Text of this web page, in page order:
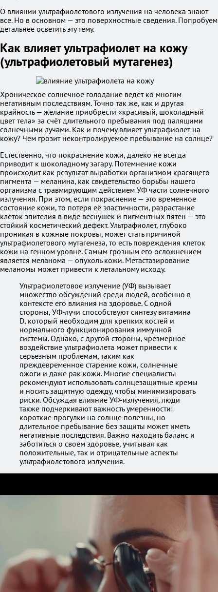
О влиянии ультрафиолетового излучения на человека знают
все. Но в основном — это поверхностные сведения. Попробуем
детальнее осветить эту тему.
Как влияет ультрафиолет на кожу
(ультрафиолетовый мутагенез)
Хроническое солнечное голодание ведёт ко многим
негативным последствиям. Точно так же, как и другая
крайность — желание приобрести «красивый, шоколадный
цвет тела» за счёт длительного пребывания под палящими
солнечными лучами. Как и почему влияет ультрафиолет на
кожу? Чем грозит неконтролируемое пребывание на солнце?
Естественно, что покраснение кожи, далеко не всегда
приводит к шоколадному загару. Потемнение кожи
происходит как результат выработки организмом красящего
пигмента — меланина, как свидетельство борьбы нашего
организма с травмирующим действием УФ части солнечного
излучения. При этом, если покраснение — это временное
состояние кожи, то потеря её эластичности, разрастание
клеток эпителия в виде веснушек и пигментных пятен — это
стойкий косметический дефект. Ультрафиолет, глубоко
проникая в кожные покровы, может стать причиной
ультрафиолетового мутагенеза, то есть повреждения клеток
кожи на генном уровне. Самым грозным его осложнением
является меланома — опухоль кожи. Метастазирование
меланомы может привести к летальному исходу.
Ультрафиолетовое излучение (УФ) вызывает
множество обсуждений среди людей, особенно в
контексте его влияния на здоровье. С одной
стороны, УФ-лучи способствуют синтезу витамина
D, который необходим для крепких костей и
нормального функционирования иммунной
системы. Однако, с другой стороны, чрезмерное
воздействие ультрафиолета может привести к
серьезным проблемам, таким как
преждевременное старение кожи, солнечные
ожоги и даже рак кожи. Многие специалисты
рекомендуют использовать солнцезащитные кремы
и носить защитную одежду, чтобы минимизировать
риски. Обсуждая влияние УФ-излучения, люди
также подчеркивают важность умеренности:
короткие прогулки на солнце полезны, но
длительное пребывание без защиты может иметь
негативные последствия. Важно находить баланс и
заботиться о своем здоровье, учитывая как
положительные, так и отрицательные аспекты
ультрафиолетового излучения.